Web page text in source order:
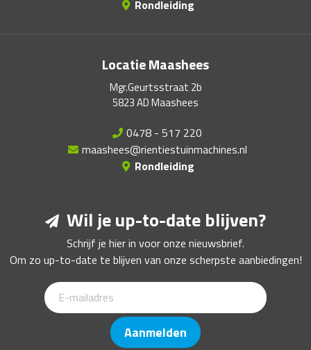
Rondleiding
Locatie Maashees
Mgr.Geurtsstraat 2b
5823 AD Maashees
0478 - 517 220
maashees@rientiestuinmachines.nl
Rondleiding
Wil je up-to-date blijven?
Schrijf je hier in voor onze nieuwsbrief.
Om zo up-to-date te blijven van onze scherpste aanbiedingen!
Aanmelden